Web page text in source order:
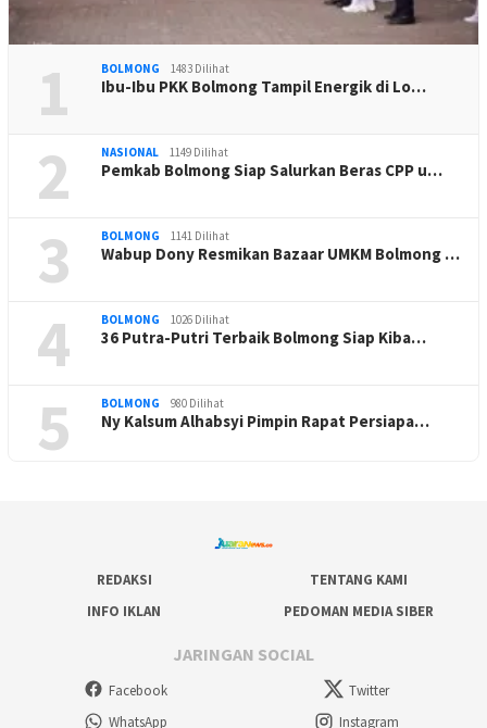
1 BOLMONG 1483 Dilihat
Ibu-Ibu PKK Bolmong Tampil Energik di Lo…
2 NASIONAL 1149 Dilihat
Pemkab Bolmong Siap Salurkan Beras CPP u…
3 BOLMONG 1141 Dilihat
Wabup Dony Resmikan Bazaar UMKM Bolmong …
4 BOLMONG 1026 Dilihat
36 Putra-Putri Terbaik Bolmong Siap Kiba…
5 BOLMONG 980 Dilihat
Ny Kalsum Alhabsyi Pimpin Rapat Persiapa…
REDAKSI
TENTANG KAMI
INFO IKLAN
PEDOMAN MEDIA SIBER
JARINGAN SOCIAL
Facebook
Twitter
WhatsApp
Instagram